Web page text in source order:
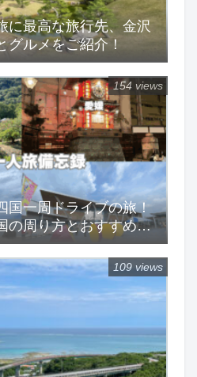
に最高な旅行先、金沢
グルメをご紹介！
国一周ドライブの旅！
の周り方とおすすめス
154 views
109 views